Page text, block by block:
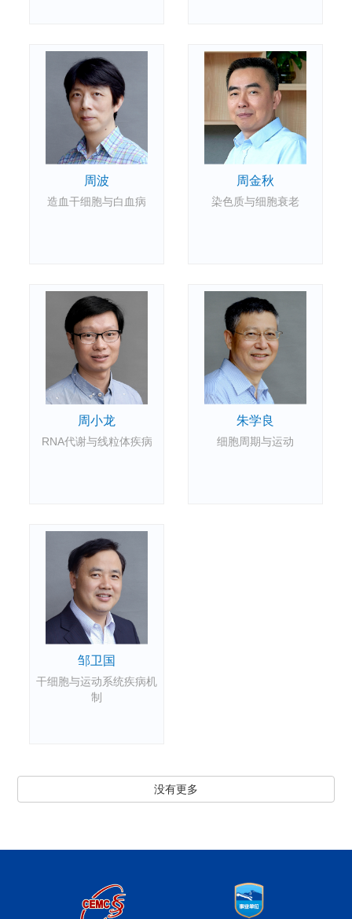
周波
造血干细胞与白血病
周金秋
染色质与细胞衰老
周小龙
RNA代谢与线粒体疾病
朱学良
细胞周期与运动
邹卫国
干细胞与运动系统疾病机
制
没有更多